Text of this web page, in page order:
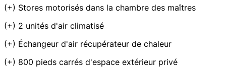
(+) Stores motorisés dans la chambre des maîtres
(+) 2 unités d'air climatisé
(+) Échangeur d'air récupérateur de chaleur
(+) 800 pieds carrés d'espace extérieur privé